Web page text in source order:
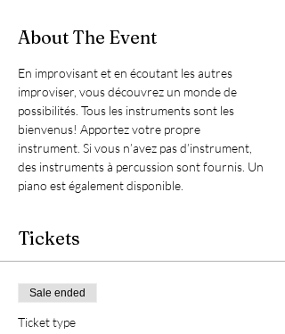
About The Event
En improvisant et en écoutant les autres
improviser, vous découvrez un monde de
possibilités. Tous les instruments sont les
bienvenus! Apportez votre propre
instrument. Si vous n’avez pas d’instrument,
des instruments à percussion sont fournis. Un
piano est également disponible.
Tickets
Sale ended
Ticket type